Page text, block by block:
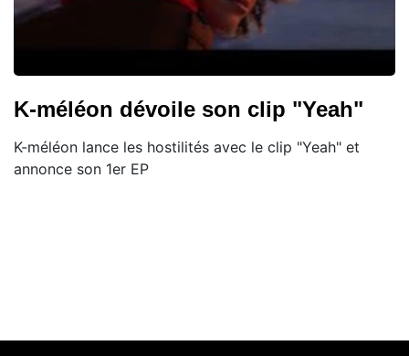
K-méléon dévoile son clip "Yeah"
K-méléon lance les hostilités avec le clip "Yeah" et
annonce son 1er EP